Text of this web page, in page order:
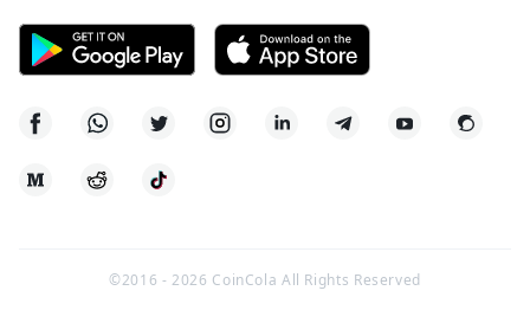
©2016 -2026 CoinCola All Rights Reserved